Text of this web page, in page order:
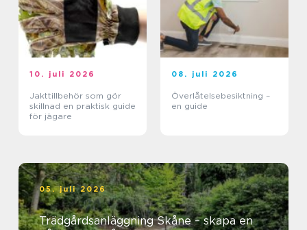
10. juli 2026
Jakttillbehör som gör
skillnad en praktisk guide
för jägare
08. juli 2026
Överlåtelsebesiktning –
en guide
05. juli 2026
Trädgårdsanläggning Skåne – skapa en